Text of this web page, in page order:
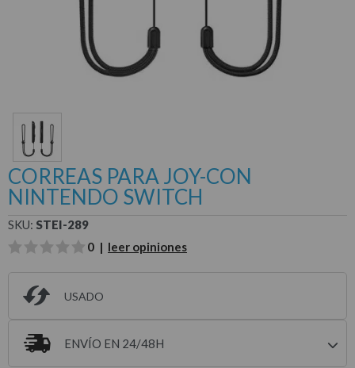
CORREAS PARA JOY-CON
NINTENDO SWITCH
SKU: STEI-289
0 | leer opiniones
USADO
ENVÍO EN 24/48H